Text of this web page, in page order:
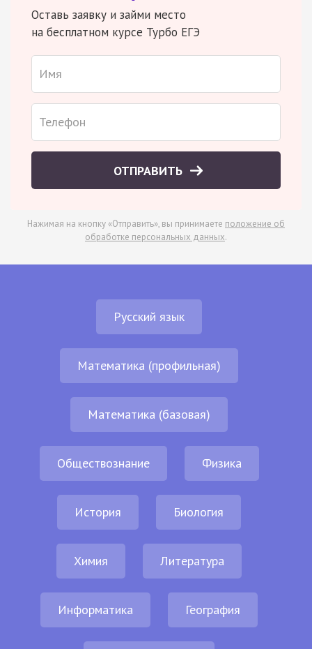
Оставь заявку и займи место
на бесплатном курсе Турбо ЕГЭ
ОТПРАВИТЬ
Нажимая на кнопку «Отправить», вы принимаете положение об
обработке персональных данных.
Русский язык
Математика (профильная)
Математика (базовая)
Обществознание Физика
История Биология
Химия Литература
Информатика География